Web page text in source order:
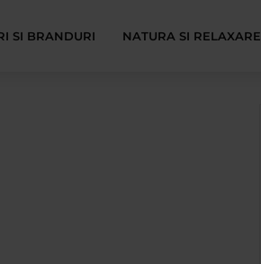
SI BRANDURI NATURA SI RELAXARE